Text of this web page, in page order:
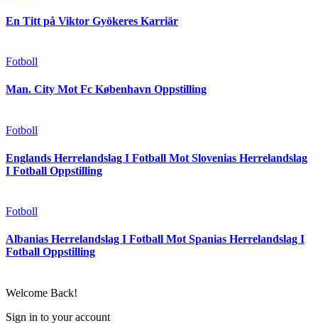
En Titt på Viktor Gyökeres Karriär
Fotboll
Man. City Mot Fc København Oppstilling
Fotboll
Englands Herrelandslag I Fotball Mot Slovenias Herrelandslag
I Fotball Oppstilling
Fotboll
Albanias Herrelandslag I Fotball Mot Spanias Herrelandslag I
Fotball Oppstilling
Welcome Back!
Sign in to your account